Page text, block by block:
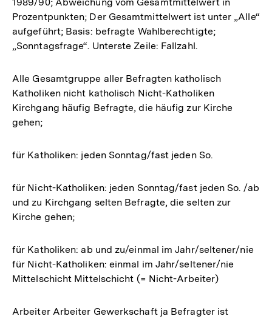
Prozentpunkten; Der Gesamtmittelwert ist unter „Alle“
aufgeführt; Basis: befragte Wahlberechtigte;
„Sonntagsfrage“. Unterste Zeile: Fallzahl.
Alle Gesamtgruppe aller Befragten katholisch
Katholiken nicht katholisch Nicht-Katholiken
Kirchgang häufig Befragte, die häufig zur Kirche
gehen;
für Katholiken: jeden Sonntag/fast jeden So.
für Nicht-Katholiken: jeden Sonntag/fast jeden So. /ab
und zu Kirchgang selten Befragte, die selten zur
Kirche gehen;
für Katholiken: ab und zu/einmal im Jahr/seltener/nie
für Nicht-Katholiken: einmal im Jahr/seltener/nie
Mittelschicht Mittelschicht (= Nicht-Arbeiter)
Arbeiter Arbeiter Gewerkschaft ja Befragter ist